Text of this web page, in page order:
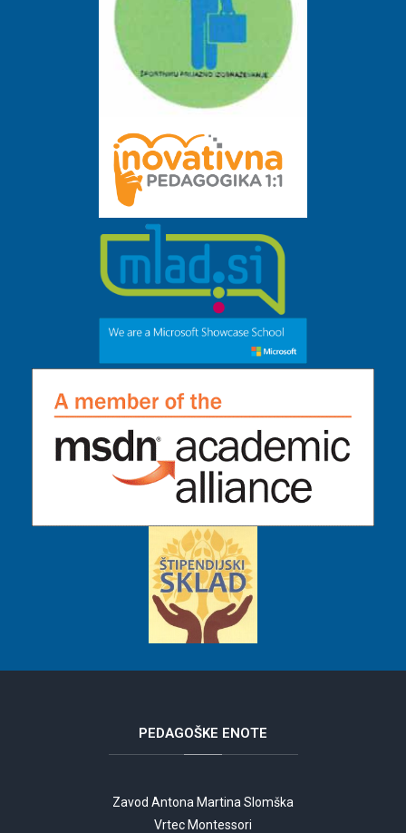
PEDAGOŠKE ENOTE
Zavod Antona Martina Slomška
Vrtec Montessori